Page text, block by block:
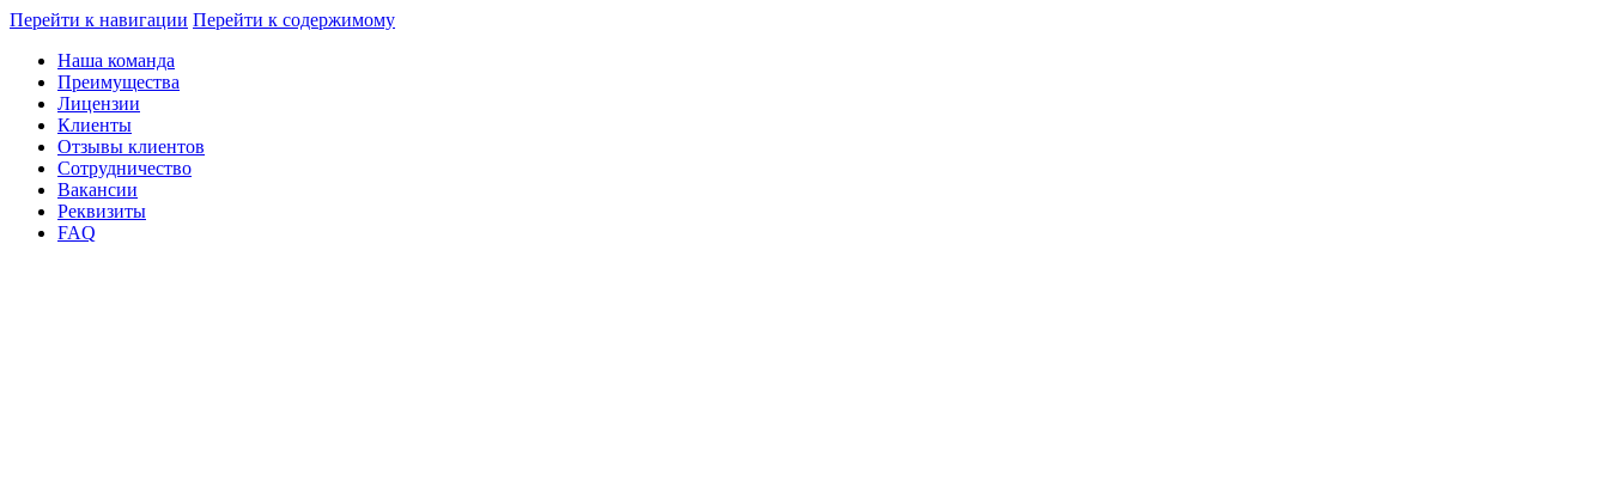
Перейти к навигации Перейти к содержимому
Наша команда
Преимущества
Лицензии
Клиенты
Отзывы клиентов
Сотрудничество
Вакансии
Реквизиты
FAQ